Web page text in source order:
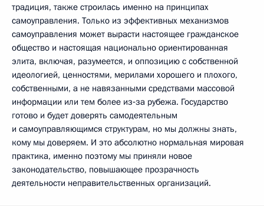
традиция, также строилась именно на принципах
самоуправления. Только из эффективных механизмов
самоуправления может вырасти настоящее гражданское
общество и настоящая национально ориентированная
элита, включая, разумеется, и оппозицию с собственной
идеологией, ценностями, мерилами хорошего и плохого,
собственными, а не навязанными средствами массовой
информации или тем более из‑за рубежа. Государство
готово и будет доверять самодеятельным
и самоуправляющимся структурам, но мы должны знать,
кому мы доверяем. И это абсолютно нормальная мировая
практика, именно поэтому мы приняли новое
законодательство, повышающее прозрачность
деятельности неправительственных организаций.